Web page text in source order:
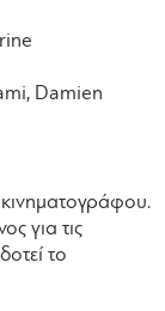
Damien
κινηματογράφου.
για τις
το